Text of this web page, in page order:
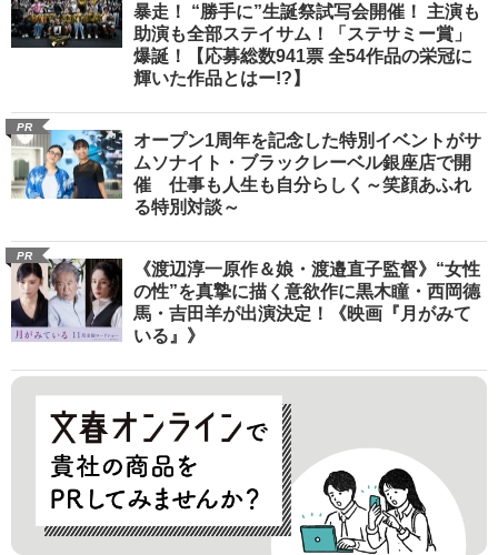
暴走！ “勝手に”生誕祭試写会開催！ 主演も
助演も全部ステイサム！「ステサミー賞」
爆誕！【応募総数941票 全54作品の栄冠に
輝いた作品とはー!?】
PR
オープン1周年を記念した特別イベントがサ
ムソナイト・ブラックレーベル銀座店で開
催 仕事も人生も自分らしく～笑顔あふれ
る特別対談～
PR
《渡辺淳一原作＆娘・渡邉直子監督》“女性
の性”を真摯に描く意欲作に黒木瞳・西岡德
馬・吉田羊が出演決定！《映画『月がみて
いる』》